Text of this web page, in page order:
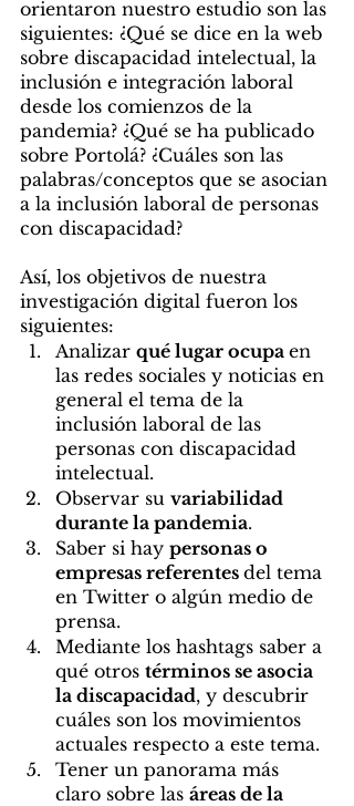
orientaron nuestro estudio son las
siguientes: ¿Qué se dice en la web
sobre discapacidad intelectual, la
inclusión e integración laboral
desde los comienzos de la
pandemia? ¿Qué se ha publicado
sobre Portolá? ¿Cuáles son las
palabras/conceptos que se asocian
a la inclusión laboral de personas
con discapacidad?
Así, los objetivos de nuestra
investigación digital fueron los
siguientes:
Analizar qué lugar ocupa en
las redes sociales y noticias en
general el tema de la
inclusión laboral de las
personas con discapacidad
intelectual.
Observar su variabilidad
durante la pandemia.
Saber si hay personas o
empresas referentes del tema
en Twitter o algún medio de
prensa.
Mediante los hashtags saber a
qué otros términos se asocia
la discapacidad, y descubrir
cuáles son los movimientos
actuales respecto a este tema.
Tener un panorama más
claro sobre las áreas de la